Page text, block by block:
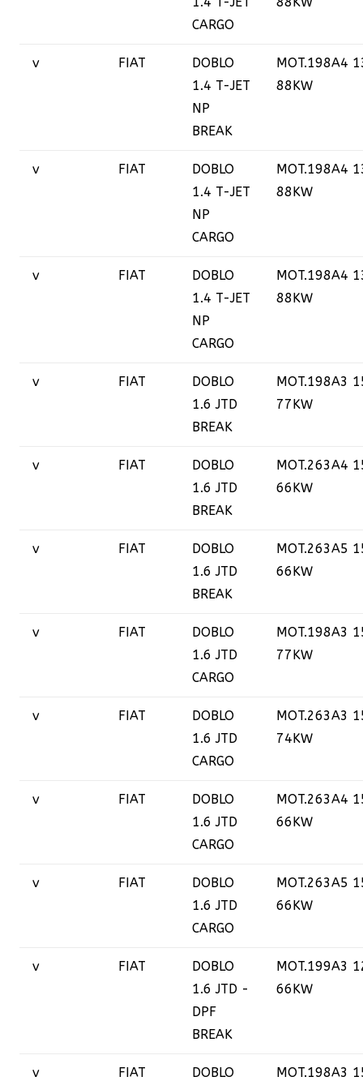
CARGO
v FIAT
DOBLO
1.4 T-JET
NP
BREAK
MOT.198A4
88KW
v FIAT
DOBLO
1.4 T-JET
NP
CARGO
MOT.198A4
88KW
v FIAT
DOBLO
1.4 T-JET
NP
CARGO
MOT.198A4
88KW
v FIAT
DOBLO
1.6 JTD
BREAK
MOT.198A3
77KW
v FIAT
DOBLO
1.6 JTD
BREAK
MOT.263A4
66KW
v FIAT
DOBLO
1.6 JTD
BREAK
MOT.263A5
66KW
v FIAT
DOBLO
1.6 JTD
CARGO
MOT.198A3
77KW
v FIAT
DOBLO
1.6 JTD
CARGO
MOT.263A3
74KW
v FIAT
DOBLO
1.6 JTD
CARGO
MOT.263A4
66KW
v FIAT
DOBLO
1.6 JTD
CARGO
MOT.263A5
66KW
v FIAT
DOBLO
1.6 JTD -
DPF
BREAK
MOT.199A3
66KW
v FIAT
DOBLO
MOT.198A3